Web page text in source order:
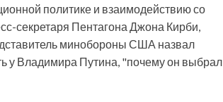
политике и взаимодействию со
секретаря Пентагона Джона Кирби,
минобороны США назвал
у Владимира Путина, "почему он выбрал